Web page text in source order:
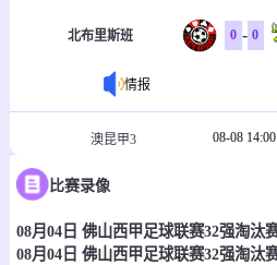
北布里斯班 0 - 0
情报
澳昆甲3 08-08 14:00
北湖联
情报
比赛录像